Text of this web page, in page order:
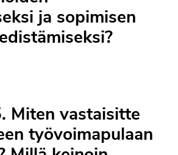
ja sopimisen
Miten vastaisitte
työvoimapulaan